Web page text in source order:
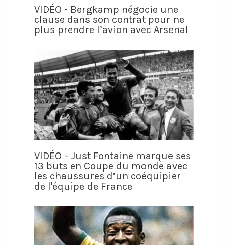
VIDÉO - Bergkamp négocie une
clause dans son contrat pour ne
plus prendre l’avion avec Arsenal
VIDÉO – Just Fontaine marque ses
13 buts en Coupe du monde avec
les chaussures d’un coéquipier
de l'équipe de France